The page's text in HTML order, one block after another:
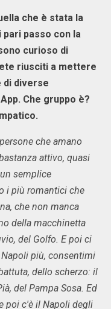
che è stata la
passo con la
curioso di
riusciti a mettere
di diverse
Che gruppo è?
che amano
attivo, quasi
semplice
i più romantici che
che non manca
della macchinetta
del Golfo. E poi ci
più, consentimi
dello scherzo: il
del Pampa Sosa. Ed
poi c'è il Napoli degli